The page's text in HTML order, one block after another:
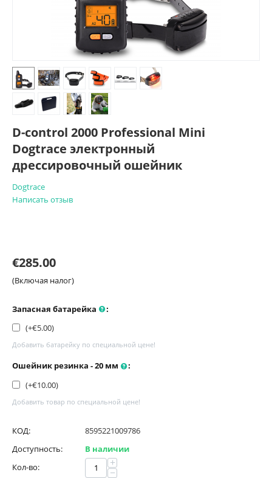
D-control 2000 Professional Mini
Dogtrace электронный
дрессировочный ошейник
Dogtrace
Написать отзыв
€285.00
(Включая налог)
Запасная батарейка
:
(+€5.00)
Добавить батарейку по специальной цене!
Ошейник резинка - 20 мм
:
(+€10.00)
Добавить товар по специальной цене!
КОД:
8595221009786
Доступность:
В наличии
Кол-во:
+
−